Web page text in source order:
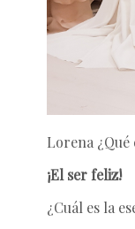
Lorena
¡El ser feliz!
¿Cuál es la